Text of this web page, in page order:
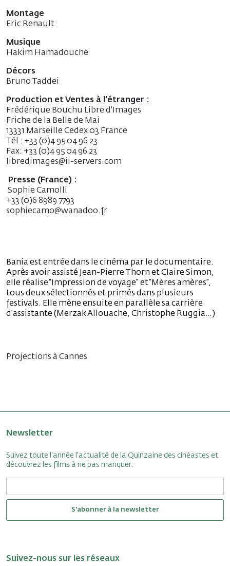
Montage
Eric Renault
Musique
Hakim Hamadouche
Décors
Bruno Taddei
Production et Ventes à l'étranger :
Frédérique Bouchu Libre d'Images
Friche de la Belle de Mai
13331 Marseille Cedex 03 France
Tél : +33 (0)4 95 04 96 23
Fax: +33 (0)4 95 04 96 23
libredimages@ii-servers.com
Presse (France) :
Sophie Camolli
+33 (0)6 8989 7793
sophiecamo@wanadoo.fr
Bania est entrée dans le cinéma par le documentaire.
Après avoir assisté Jean-Pierre Thorn et Claire Simon,
elle réalise “Impression de voyage” et “Mères amères”,
tous deux sélectionnés et primés dans plusieurs
festivals. Elle mène ensuite en parallèle sa carrière
d’assistante (Merzak Allouache, Christophe Ruggia…)
Projections à Cannes
Newsletter
Suivez toute l'année l'actualité de la Quinzaine des cinéastes et
découvrez les films à ne pas manquer.
S'abonner à la newsletter
Suivez-nous sur les réseaux